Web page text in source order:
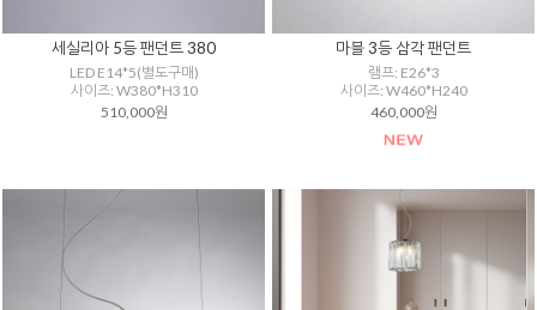
세실리아 5등 팬던트 380
LED E14*5(별도구매)
사이즈: W380*H310
510,000원
마블 3등 삼각 팬던트
램프: E26*3
사이즈: W460*H240
460,000원